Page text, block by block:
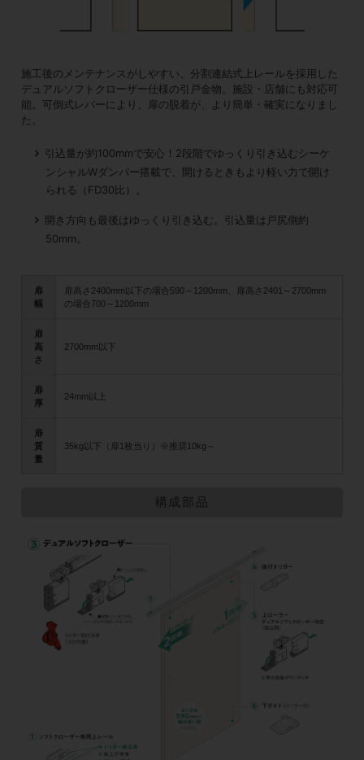
施工後のメンテナンスがしやすい、分割連結式上レールを採用した
デュアルソフトクローザー仕様の引戸金物。施設・店舗にも対応可
能。可倒式レバーにより、扉の脱着が、より簡単・確実になりまし
た。
引込量が約100mmで安心！2段階でゆっくり引き込むシーケ
ンシャルWダンパー搭載で、開けるときもより軽い力で開け
られる（FD30比）。
開き方向も最後はゆっくり引き込む。引込量は戸尻側約
50mm。
扉
幅
扉高さ2400mm以下の場合590～1200mm、扉高さ2401～2700mm
の場合700～1200mm
扉
高
さ
2700mm以下
扉
厚
24mm以上
扉
質
量
35kg以下（扉1枚当り）※推奨10kg～
構成部品